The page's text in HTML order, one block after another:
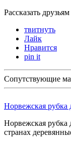
Рассказать друзьям
твитнуть
Лайк
Нравится
pin it
Сопутствующие
Норвежская рубка
Норвежская рубка
странах